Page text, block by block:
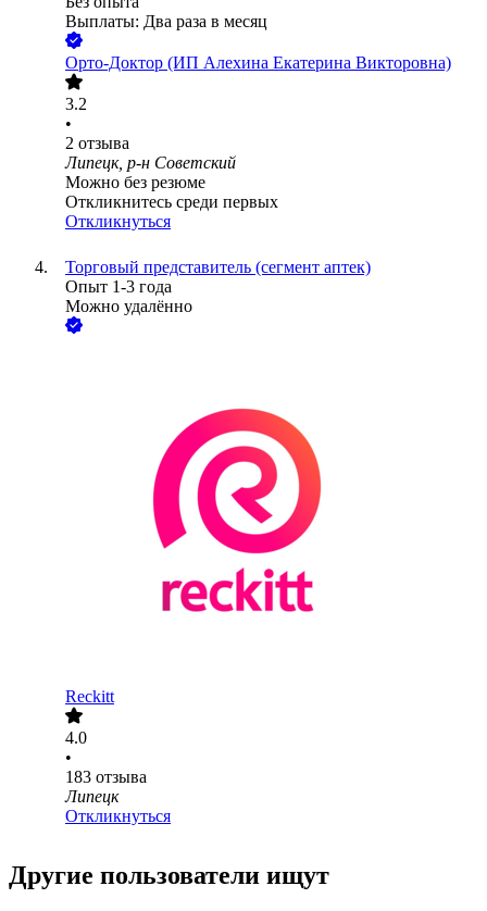
Выплаты: Два раза в месяц
Орто-Доктор (ИП Алехина Екатерина Викторовна)
3.2
•
2 отзыва
Липецк, р-н Советский
Можно без резюме
Откликнитесь среди первых
Откликнуться
Торговый представитель (сегмент аптек)
Опыт 1-3 года
Можно удалённо
Reckitt
4.0
•
183 отзыва
Липецк
Откликнуться
Другие пользователи ищут